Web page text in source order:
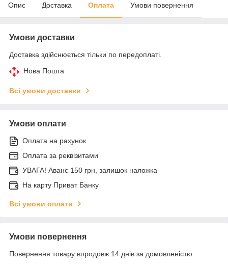
Опис Доставка Оплата Умови повернення
Умови доставки
Доставка здійснюється тільки по передоплаті.
Нова Пошта
Всі умови доставки
Умови оплати
Оплата на рахунок
Оплата за реквізитами
УВАГА! Аванс 150 грн, залишок наложка
На карту Приват Банку
Всі умови оплати
Умови повернення
Повернення товару впродовж 14 днів за домовленістю